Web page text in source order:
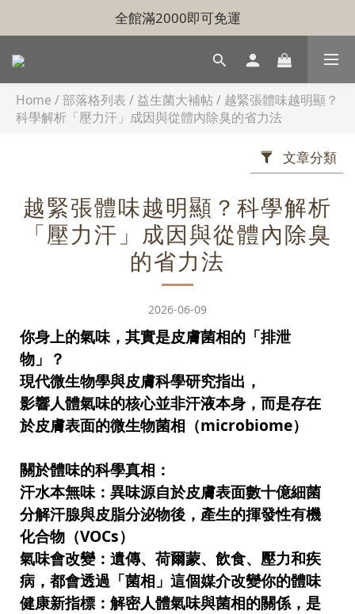
全館滿2000即可免運
Home /部落格列表 /益生菌大補帖/ 越緊張體味越明顯？
科學解析「壓力汗」成因與從體內除臭的省力法
文章分類
越緊張體味越明顯？科學解析
「壓力汗」成因與從體內除臭
的省力法
2026-06-09
你身上的氣味，其實是皮膚菌相的「排泄
物」？
現代微生物學與皮膚科學研究指出，
影響人體氣味的核心並非汗液本身，而是存在
於皮膚表面的微生物菌相（microbiome）
關於體味的科學真相：
汗水本無味：異味源自於皮膚表面數十億細菌
分解汗腺與皮脂分泌物後，產生的揮發性有機
化合物（VOCs）
氣味會改變：遺傳、荷爾蒙、飲食、壓力和疾
病，都會透過「菌相」這個媒介改變你的體味
健康新指標：解密人體氣味與菌相的關係，是